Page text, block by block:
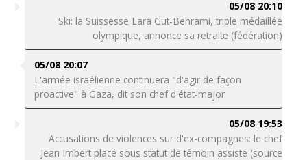
05/08 20:10
Ski: la Suissesse Lara Gut-Behrami, triple médaillée
olympique, annonce sa retraite (fédération)
05/08 20:07
L'armée israélienne continuera "d'agir de façon
proactive" à Gaza, dit son chef d'état-major
05/08 19:53
Accusations de violences sur d'ex-compagnes: le chef
Jean Imbert placé sous statut de témoin assisté (source